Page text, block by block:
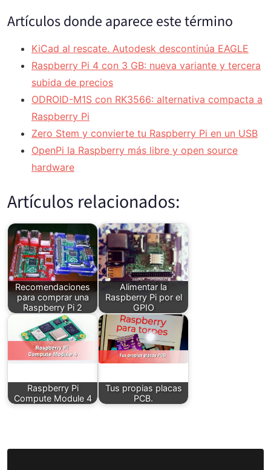
Artículos donde aparece este término
KiCad al rescate. Autodesk descontinúa EAGLE
Raspberry Pi 4 con 3 GB: nueva variante y tercera
subida de precios
ODROID-M1S con RK3566: alternativa compacta a
Raspberry Pi
Zero Stem y convierte tu Raspberry Pi en un USB
OpenPi la Raspberry más libre y open source
hardware
Artículos relacionados:
Recomendaciones
para comprar una
Raspberry Pi 2
Alimentar la
Raspberry Pi por el
GPIO
Raspberry Pi
Compute Module 4
Tus propias placas
PCB.
Barra